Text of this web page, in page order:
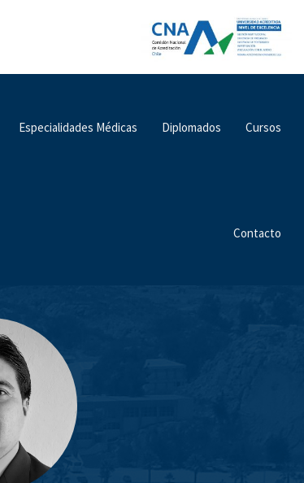
Especialidades Médicas Diplomados Cursos
Contacto